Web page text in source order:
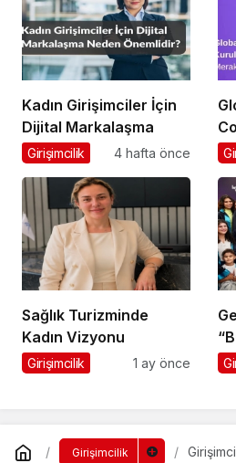
Kadın Girişimciler İçin
Dijital Markalaşma
Girişimcilik 4 hafta önce
Sağlık Turizminde
Kadın Vizyonu
Girişimcilik 1 ay önce
Girişimcilik